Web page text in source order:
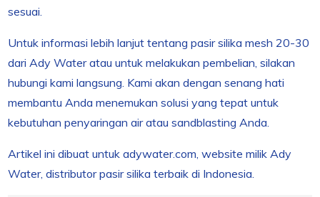
sesuai.
Untuk informasi lebih lanjut tentang pasir silika mesh 20-30
dari Ady Water atau untuk melakukan pembelian, silakan
hubungi kami langsung. Kami akan dengan senang hati
membantu Anda menemukan solusi yang tepat untuk
kebutuhan penyaringan air atau sandblasting Anda.
Artikel ini dibuat untuk adywater.com, website milik Ady
Water, distributor pasir silika terbaik di Indonesia.